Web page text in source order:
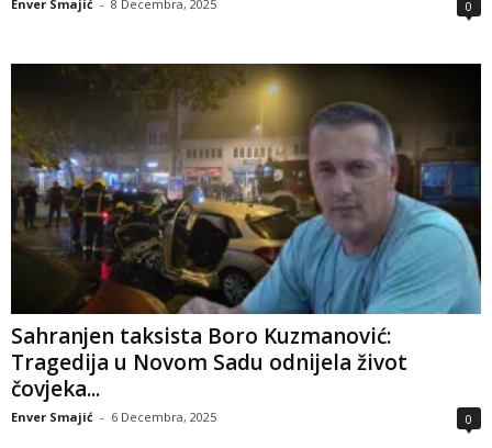
Enver Smajić - 8 Decembra, 2025 0
Sahranjen taksista Boro Kuzmanović:
Tragedija u Novom Sadu odnijela život
čovjeka...
Enver Smajić - 6 Decembra, 2025 0